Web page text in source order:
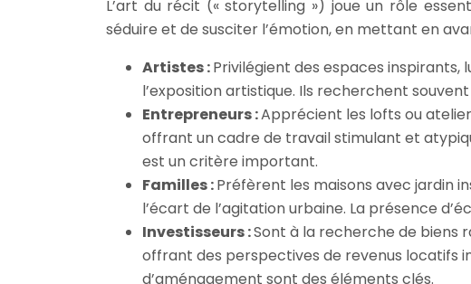
L’art du récit (« storytelling ») joue un rôle
séduire et de susciter l’émotion, en mettant en
Artistes :Privilégient des espaces
l’exposition artistique. Ils recherchent
Entrepreneurs :Apprécient les lofts ou
offrant un cadre de travail stimulant et
est un critère important.
Familles :Préfèrent les maisons avec jardin
l’écart de l’agitation urbaine. La présence
Investisseurs :Sont à la recherche de biens
offrant des perspectives de revenus locatifs
d’aménagement sont des éléments clés.